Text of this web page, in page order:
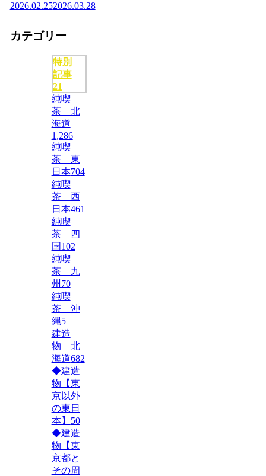
2026.02.252026.03.28
カテゴリー
特別
記事
21
純喫
茶 北
海道
1,286
純喫
茶 東
日本704
純喫
茶 西
日本461
純喫
茶 四
国102
純喫
茶 九
州 70
純喫
茶 沖
縄5
建造
物 北
海道682
◆建造
物【東
京以外
の東日
本】 50
◆建造
物【東
京都と
その周